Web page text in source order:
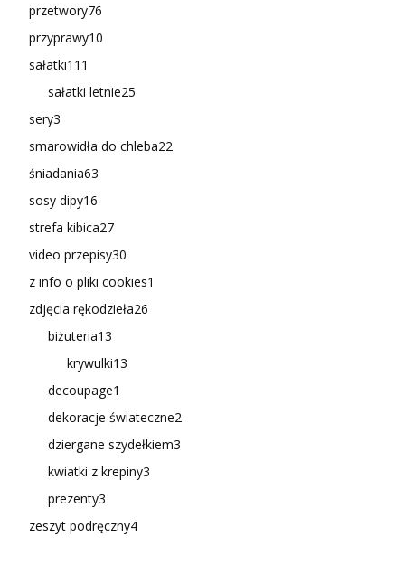
przetwory76
przyprawy10
sałatki111
sałatki letnie25
sery3
smarowidła do chleba22
śniadania63
sosy dipy16
strefa kibica27
video przepisy30
z info o pliki cookies1
zdjęcia rękodzieła26
biżuteria13
krywulki13
decoupage1
dekoracje świateczne2
dziergane szydełkiem3
kwiatki z krepiny3
prezenty3
zeszyt podręczny4